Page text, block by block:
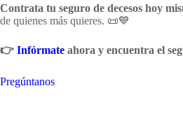
Contrata tu seguro de decesos hoy
de quienes más quieres. 📜💙
👉 Infórmate ahora y encuentra el
Pregúntanos